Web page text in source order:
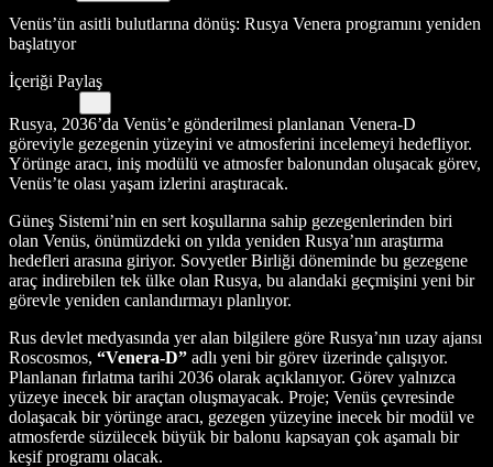
Venüs’ün asitli bulutlarına dönüş: Rusya Venera programını yeniden
başlatıyor
İçeriği Paylaş
Rusya, 2036’da Venüs’e gönderilmesi planlanan Venera-D
göreviyle gezegenin yüzeyini ve atmosferini incelemeyi hedefliyor.
Yörünge aracı, iniş modülü ve atmosfer balonundan oluşacak görev,
Venüs’te olası yaşam izlerini araştıracak.
Güneş Sistemi’nin en sert koşullarına sahip gezegenlerinden biri
olan Venüs, önümüzdeki on yılda yeniden Rusya’nın araştırma
hedefleri arasına giriyor. Sovyetler Birliği döneminde bu gezegene
araç indirebilen tek ülke olan Rusya, bu alandaki geçmişini yeni bir
görevle yeniden canlandırmayı planlıyor.
Rus devlet medyasında yer alan bilgilere göre Rusya’nın uzay ajansı
Roscosmos, “Venera-D” adlı yeni bir görev üzerinde çalışıyor.
Planlanan fırlatma tarihi 2036 olarak açıklanıyor. Görev yalnızca
yüzeye inecek bir araçtan oluşmayacak. Proje; Venüs çevresinde
dolaşacak bir yörünge aracı, gezegen yüzeyine inecek bir modül ve
atmosferde süzülecek büyük bir balonu kapsayan çok aşamalı bir
keşif programı olacak.